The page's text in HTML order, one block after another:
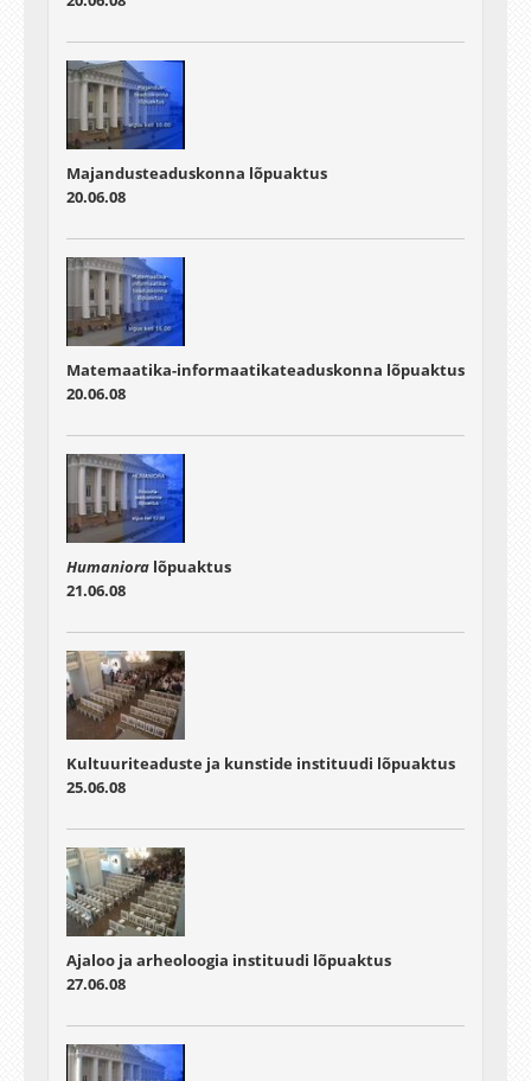
Majandusteaduskonna lõpuaktus
20.06.08
Matemaatika-informaatikateaduskonna lõpuaktus
20.06.08
Humaniora lõpuaktus
21.06.08
Kultuuriteaduste ja kunstide instituudi lõpuaktus
25.06.08
Ajaloo ja arheoloogia instituudi lõpuaktus
27.06.08